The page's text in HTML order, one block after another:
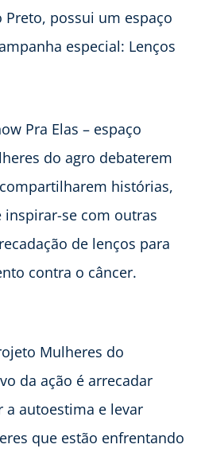
Preto, possui um espaço
especial: Lenços
Pra Elas – espaço
do agro debaterem
histórias,
se com outras
de lenços para
contra o câncer.
Mulheres do
da ação é arrecadar
a autoestima e levar
que estão enfrentando